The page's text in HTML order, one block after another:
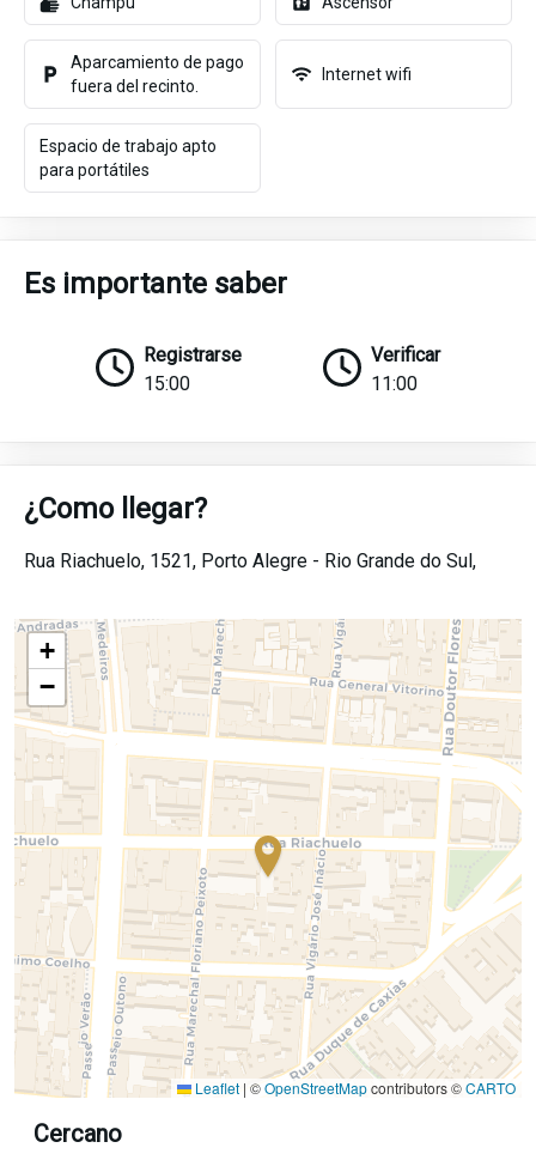
Aparcamiento de pago
fuera del recinto.
Internet wifi
Espacio de trabajo apto
para portátiles
Es importante saber
Registrarse
15:00
Verificar
11:00
¿Como llegar?
Rua Riachuelo, 1521, Porto Alegre - Rio Grande do Sul,
+
−
Leaflet | ©OpenStreetMapcontributors ©CARTO
Cercano